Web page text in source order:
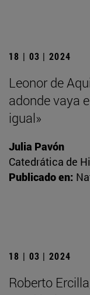
18 | 03 | 2024
Leonor de
adonde vaya
igual»
Julia Pavón
Catedrática de
Publicado en:
18 | 03 | 2024
Roberto